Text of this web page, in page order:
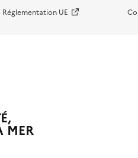
Réglementation UE
MER